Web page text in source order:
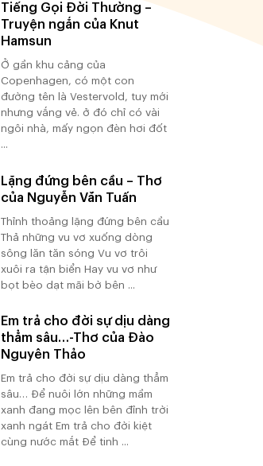
Tiếng Gọi Đời Thường –
Truyện ngắn của Knut
Hamsun
Ở gần khu cảng của
Copenhagen, có một con
đường tên là Vestervold, tuy mới
nhưng vắng vẻ. ở đó chỉ có vài
ngôi nhà, mấy ngọn đèn hơi đốt
...
Lặng đứng bên cầu – Thơ
của Nguyễn Văn Tuấn
Thỉnh thoảng lặng đứng bên cầu
Thả những vu vơ xuống dòng
sông lăn tăn sóng Vu vơ trôi
xuôi ra tận biển Hay vu vơ như
bọt bèo dạt mãi bờ bên ...
Em trả cho đời sự dịu dàng
thẳm sâu…-Thơ của Đào
Nguyên Thảo
Em trả cho đời sự dịu dàng thẳm
sâu… Để nuôi lớn những mầm
xanh đang mọc lên bên đỉnh trời
xanh ngát Em trả cho đời kiệt
cùng nước mắt Để tinh ...